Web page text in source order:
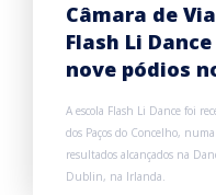
Câmara de
Flash Li
nove pódios
A escola Flash Li Dance foi
dos Paços do Concelho,
resultados alcançados na
Dublin, na Irlanda.